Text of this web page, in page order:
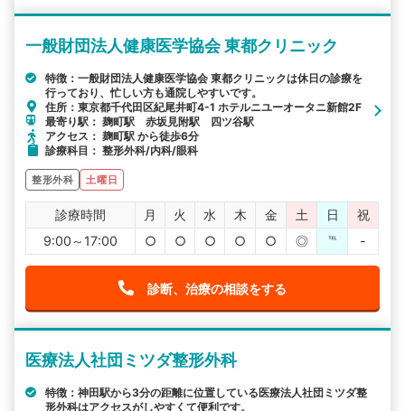
一般財団法人健康医学協会 東都クリニック
特徴：一般財団法人健康医学協会 東都クリニックは休日の診療を
行っており、忙しい方も通院しやすいです。
住所：東京都千代田区紀尾井町4-1 ホテルニユーオータニ新館2F
最寄り駅： 麹町駅 赤坂見附駅 四ツ谷駅
アクセス： 麹町駅 から徒歩6分
診療科目： 整形外科/内科/眼科
整形外科 土曜日
診療時間 月 火 水 木 金 土 日
祝
9:00～17:00
○ ○ ○ ○ ○ ◎ ℡ -
診断、治療の相談をする
医療法人社団ミツダ整形外科
特徴：神田駅から3分の距離に位置している医療法人社団ミツダ整
形外科はアクセスがしやすくて便利です。